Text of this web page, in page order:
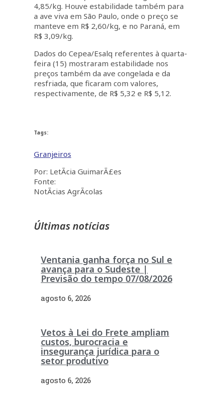
4,85/kg. Houve estabilidade também para
a ave viva em São Paulo, onde o preço se
manteve em R$ 2,60/kg, e no Paraná, em
R$ 3,09/kg.
Dados do Cepea/Esalq referentes à quarta-
feira (15) mostraram estabilidade nos
preços também da ave congelada e da
resfriada, que ficaram com valores,
respectivamente, de R$ 5,32 e R$ 5,12.
Tags:
Granjeiros
Por: LetÃ­cia GuimarÃ£es
Fonte:
NotÃ­cias AgrÃ­colas
Últimas notícias
Ventania ganha força no Sul e
avança para o Sudeste |
Previsão do tempo 07/08/2026
agosto 6, 2026
Vetos à Lei do Frete ampliam
custos, burocracia e
insegurança jurídica para o
setor produtivo
agosto 6, 2026